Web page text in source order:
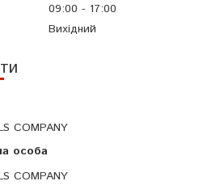
09:00
17:00
Вихідний
COMPANY
COMPANY